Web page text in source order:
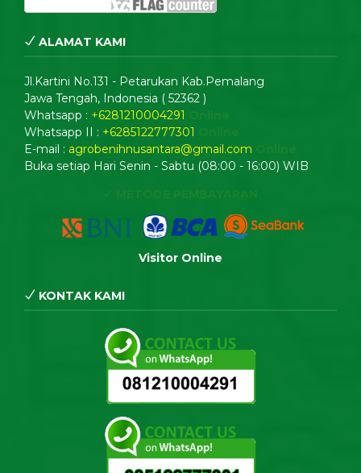
ALAMAT KAMI
Jl.Kartini No.131 - Petarukan Kab.Pemalang
Jawa Tengah, Indonesia ( 52362 )
Whatsapp : +6281210004291
Whatsapp II : +6285122777301
E-mail : agrobenihnusantara@gmail.com
Buka setiap Hari Senin - Sabtu (08:00 - 16:00) WIB
Visitor Online
KONTAK KAMI